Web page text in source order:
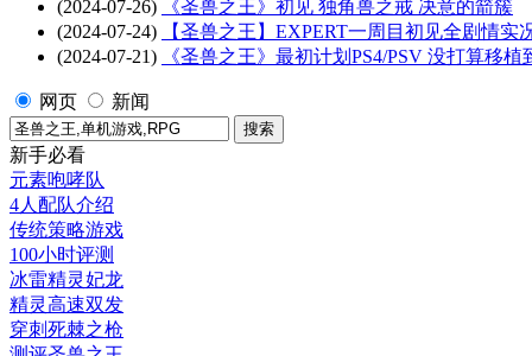
(2024-07-26)
《圣兽之王》初见 独角兽之戒 决意的箭簇
(2024-07-24)
【圣兽之王】EXPERT一周目初见全剧情实
(2024-07-21)
《圣兽之王》最初计划PS4/PSV 没打算移植
网页 新闻
新手必看
元素咆哮队
4人配队介绍
传统策略游戏
100小时评测
冰雷精灵妃龙
精灵高速双发
穿刺死棘之枪